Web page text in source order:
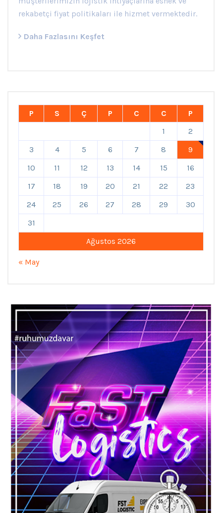
rekabetçi fiyat politikaları ile hizmet vermektedir.
Daha Fazlasını Keşfet
Ağustos 2026
P S Ç P C C
P
1
2
3
4 5 6 7 8
9
10
11 12 13 14 15
16
17
18 19 20 21 22
23
24
25 26 27 28 29
30
31
« May